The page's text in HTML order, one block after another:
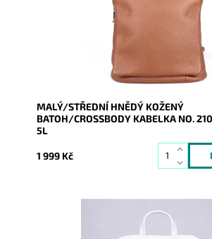
Skladem
9918
Vera Pelle
MALÝ/STŘEDNÍ HNĚDÝ KOŽENÝ
BATOH/CROSSBODY KABELKA NO.
5L
1 999 Kč
Kožený bílý batoh no. 210 malé až